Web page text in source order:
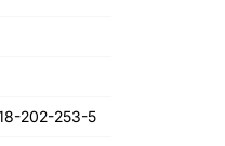
202-253-5